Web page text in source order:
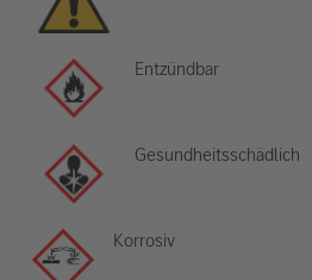
Entzündbar
Gesundheitsschädlich
Korrosiv